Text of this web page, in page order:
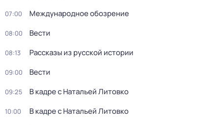
07:00 Международное обозрение
08:00 Вести
08:13 Рассказы из русской истории
09:00 Вести
09:25 В кадре с Натальей Литовко
10:00 В кадре с Натальей Литовко